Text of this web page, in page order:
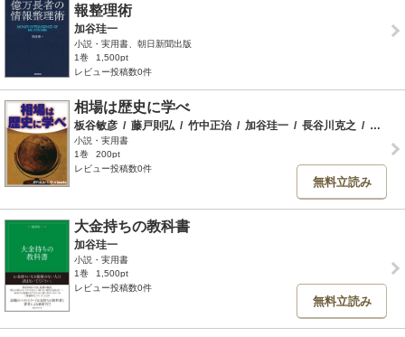
報整理術
加谷珪一
小説・実用書、朝日新聞出版
1巻
1,500pt
レビュー投稿数0件
相場は歴史に学べ
板谷敏彦 / 藤戸則弘 / 竹中正治 / 加谷珪一 / 長谷川克之 /
小説・実用書
1巻
200pt
レビュー投稿数0件
無料立読み
大金持ちの教科書
加谷珪一
小説・実用書
1巻
1,500pt
レビュー投稿数0件
無料立読み